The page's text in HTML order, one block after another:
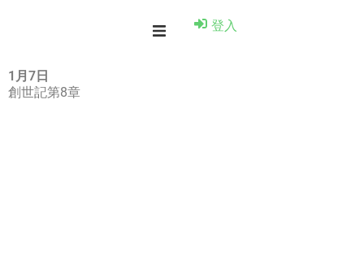
登入
1月7日
創世記第8章